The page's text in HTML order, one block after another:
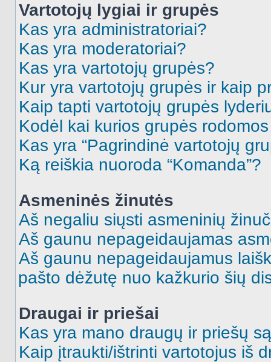
Vartotojų lygiai ir grupės
Kas yra administratoriai?
Kas yra moderatoriai?
Kas yra vartotojų grupės?
Kur yra vartotojų grupės ir kaip
Kaip tapti vartotojų grupės
Kodėl kai kurios grupės
Kas yra “Pagrindinė vartotojų
Ką reiškia nuoroda “Komanda”?
Asmeninės žinutės
Aš negaliu siųsti asmeninių
Aš gaunu nepageidaujamas
Aš gaunu nepageidaujamus
pašto dėžutę nuo kažkurio šių
Draugai ir priešai
Kas yra mano draugų ir priešų
Kaip įtraukti/ištrinti vartotojus iš